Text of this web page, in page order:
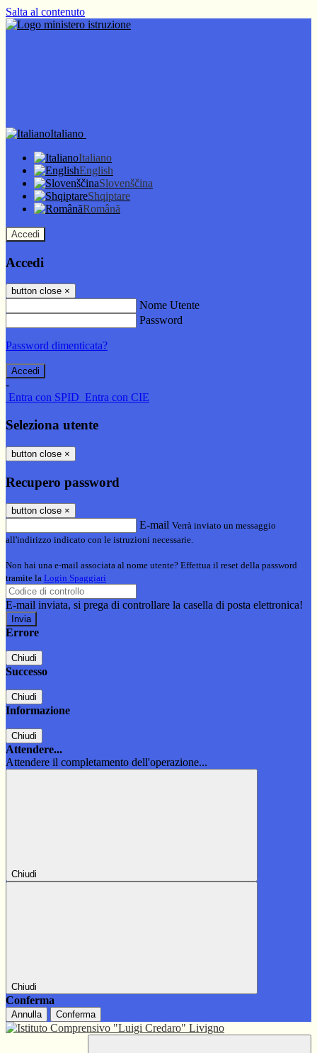
Salta al contenuto
Italiano
Italiano
English
Slovenščina
Shqiptare
Română
Accedi
Accedi
button close ×
Nome Utente
Password
Password dimenticata?
-
Entra con SPID Entra con CIE
Seleziona utente
button close ×
Recupero password
button close ×
E-mail Verrà inviato un messaggio
all'indirizzo indicato con le istruzioni necessarie.
Non hai una e-mail associata al nome utente? Effettua il reset della password
tramite la Login Spaggiari
E-mail inviata, si prega di controllare la casella di posta elettronica!
Errore
Chiudi
Successo
Chiudi
Informazione
Chiudi
Attendere...
Attendere il completamento dell'operazione...
Chiudi
Chiudi
Conferma
Annulla Conferma